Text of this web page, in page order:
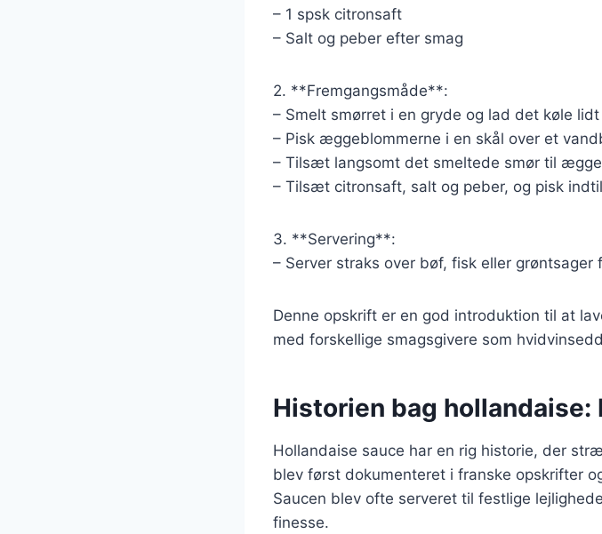
– 1 spsk citronsaft
– Salt og peber efter smag
2. **Fremgangsmåde**:
– Smelt smørret i en gryde og lad det køle lidt
– Pisk æggeblommerne i en skål over et
– Tilsæt langsomt det smeltede smør til
– Tilsæt citronsaft, salt og peber, og pisk
3. **Servering**:
– Server straks over bøf, fisk eller
Denne opskrift er en god introduktion til at
med forskellige smagsgivere som
Historien bag
Hollandaise sauce har en rig historie, der
blev først dokumenteret i franske opskrifter
Saucen blev ofte serveret til festlige
finesse.